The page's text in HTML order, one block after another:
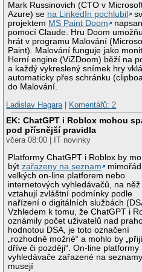
Mark Russinovich (CTO v
Azure) se na LinkedIn pochlubil
projektem MS Paint Doom
pomocí Claude. Hru Doom
hrát v programu Malování
Paint). Malování funguje jako
Herní engine (ViZDoom) běží na
a každý vykreslený snímek hry
automaticky přes schránku
do Malování.
Ladislav Hagara
Komentářů: 2
EK: ChatGPT i Roblox mohou
pod přísnější pravidla
včera 08:00 | IT novinky
Platformy ChatGPT i Roblox by
býtzařazeny na seznam
velkých on-line platforem nebo
internetových vyhledávačů, na něž
vztahují zvláštní podmínky podle
nařízení o digitálních službách
Vzhledem k tomu, že ChatGPT i
oznámily počet uživatelů nad
hodnotou DSA, je toto označení
„rozhodně možné“ a mohlo by
dříve či později“. On-line platformy
vyhledávače zařazené na
musejí